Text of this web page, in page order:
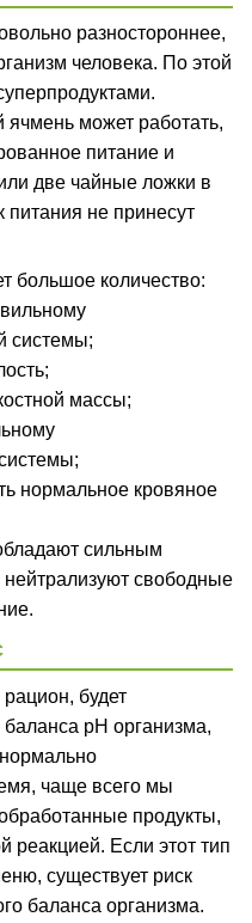
разностороннее,
человека. По этой
ячмень может работать,
питание и
две чайные ложки в
питания не принесут
большое количество:
системы;
массы;
нормальное кровяное
сильным
свободные
будет
рН организма,
чаще всего мы
продукты,
реакцией. Если этот тип
существует риск
баланса организма.